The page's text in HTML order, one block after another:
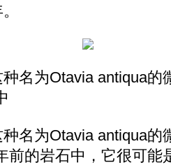
为Otavia antiqua的
为Otavia antiqua的
前的岩石中，它很可能